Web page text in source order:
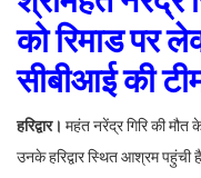
को रिमाड पर
सीबीआई की
हरिद्वार। महंत नरेंद्र गिरि की मौत
उनके हरिद्वार स्थित आश्रम पहुंची